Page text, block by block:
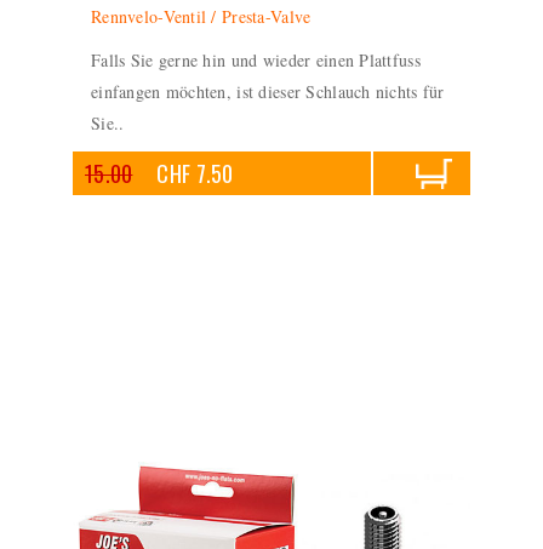
Rennvelo-Ventil / Presta-Valve
Falls Sie gerne hin und wieder einen Plattfuss
einfangen möchten, ist dieser Schlauch nichts für
Sie..
15.00 CHF 7.50